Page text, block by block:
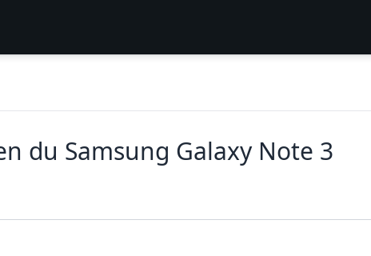
du Samsung Galaxy Note 3